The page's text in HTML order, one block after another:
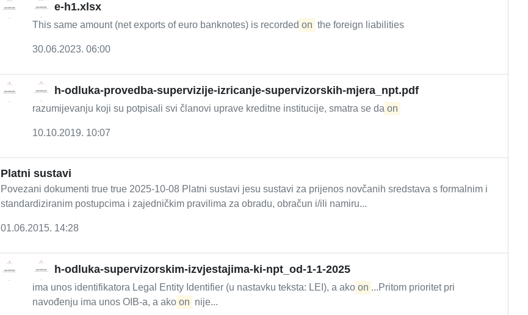
e-h1.xlsx
This same amount (net exports of euro banknotes) is recorded on the foreign liabilities
30.06.2023. 06:00
h-odluka-provedba-supervizije-izricanje-supervizorskih-mjera_npt.pdf
razumijevanju koji su potpisali svi članovi uprave kreditne institucije, smatra se da on
10.10.2019. 10:07
Platni sustavi
Povezani dokumenti true true 2025-10-08 Platni sustavi jesu sustavi za prijenos novčanih sredstava s formalnim i
standardiziranim postupcima i zajedničkim pravilima za obradu, obračun i/ili namiru...
01.06.2015. 14:28
h-odluka-supervizorskim-izvjestajima-ki-npt_od-1-1-2025
ima unos identifikatora Legal Entity Identifier (u nastavku teksta: LEI), a ako on ...Pritom prioritet pri
navođenju ima unos OIB-a, a ako on nije...